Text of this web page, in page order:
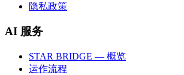
隐私政策
AI 服务
STAR BRIDGE — 概览
运作流程